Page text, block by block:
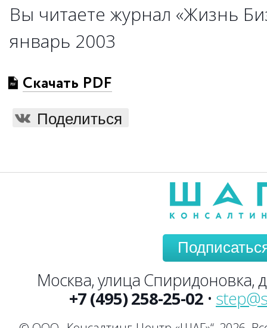
Вы читаете журнал «Жизнь
январь 2003
Скачать PDF
Поделиться
Москва, улица Спиридоновка,
+7 (495) 258-25-02 •